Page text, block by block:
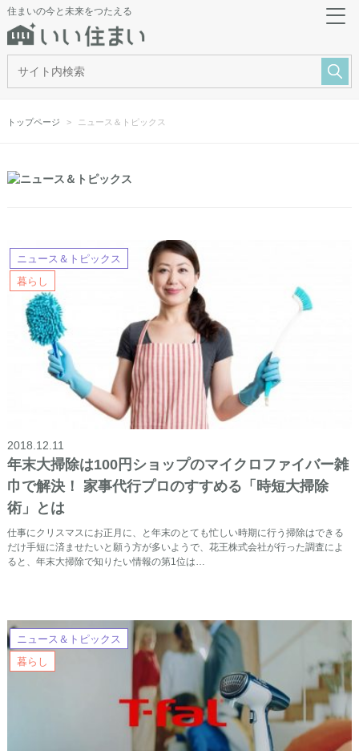
住まいの今と未来をつたえる
トップページ ニュース＆トピックス
ニュース＆トピックス
暮らし
2018.12.11
年末大掃除は100円ショップのマイクロファイバー雑
巾で解決！ 家事代行プロのすすめる「時短大掃除
術」とは
仕事にクリスマスにお正月に、と年末のとても忙しい時期に行う掃除はできる
だけ手短に済ませたいと願う方が多いようで、花王株式会社が行った調査によ
ると、年末大掃除で知りたい情報の第1位は…
ニュース＆トピックス
暮らし